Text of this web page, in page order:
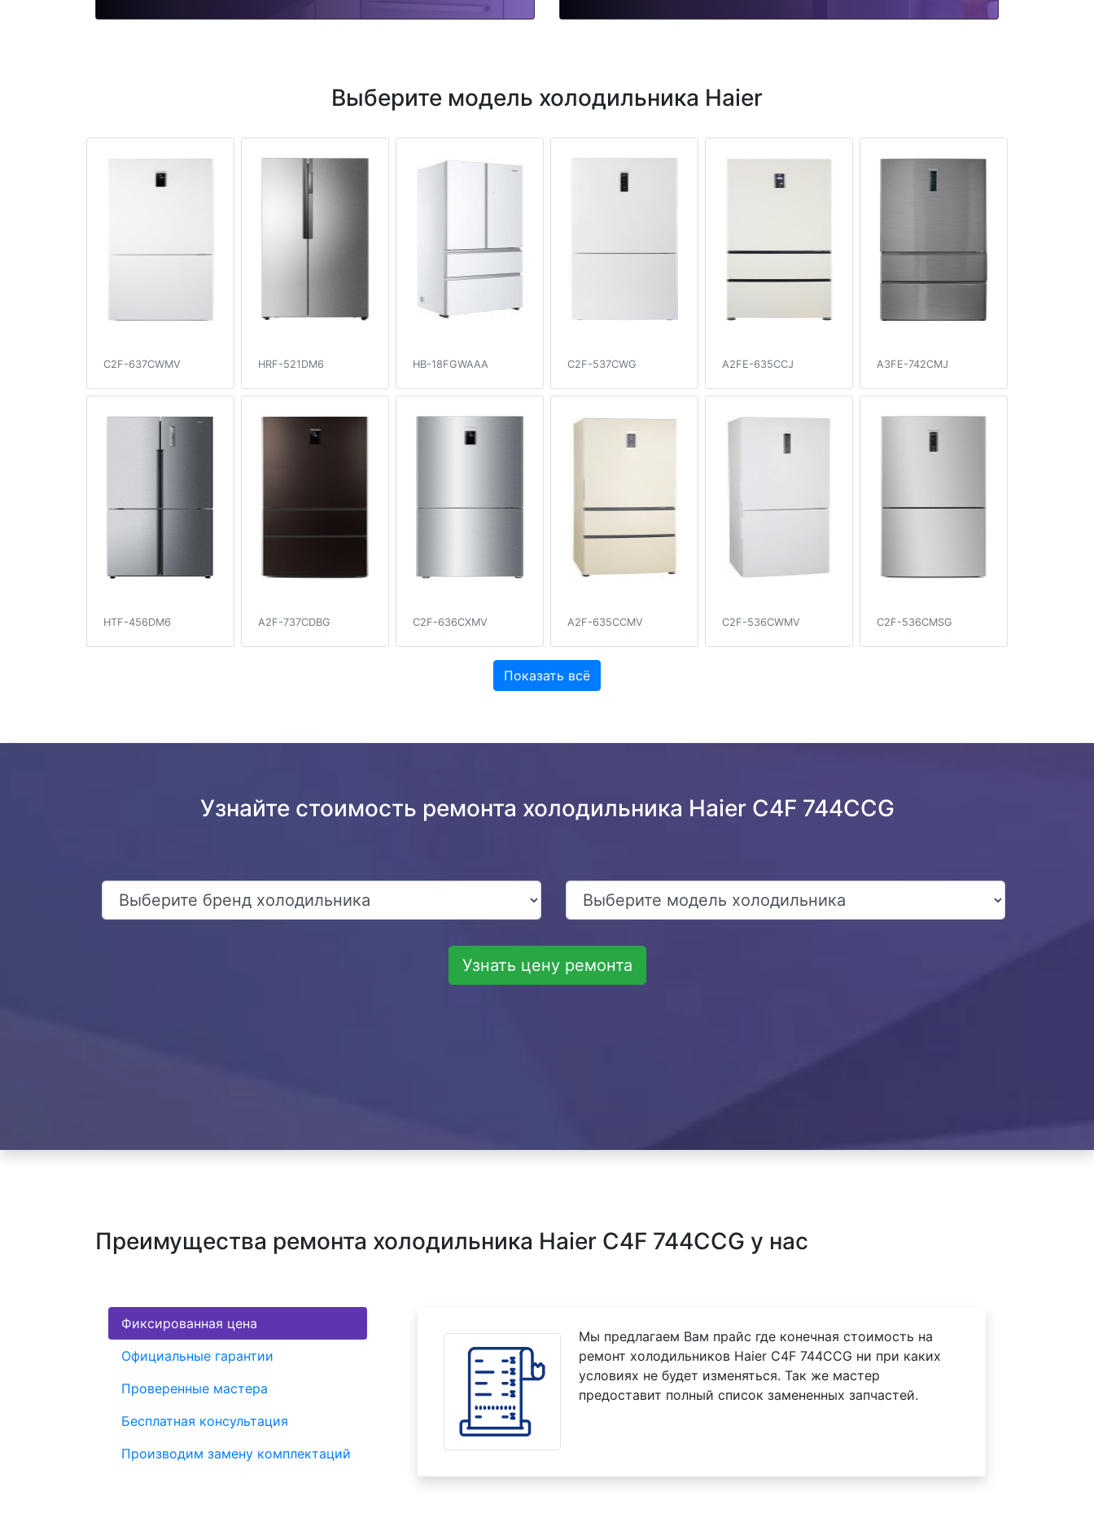
Выберите модель холодильника Haier
C2F-637CWMV HRF-521DM6 HB-18FGWAAA C2F-537CWG A2FE-635CCJ A3FE-742CMJ
HTF-456DM6 A2F-737CDBG C2F-636CXMV A2F-635CCMV C2F-536CWMV C2F-536CMSG
Показать всё
Узнайте стоимость ремонта холодильника Haier C4F 744CCG
Узнать цену ремонта
Преимущества ремонта холодильника Haier C4F 744CCG у нас
Фиксированная цена
Официальные гарантии
Проверенные мастера
Бесплатная консультация
Производим замену комплектаций
Мы предлагаем Вам прайс где конечная стоимость на
ремонт холодильников Haier C4F 744CCG ни при каких
условиях не будет изменяться. Так же мастер
предоставит полный список замененных запчастей.